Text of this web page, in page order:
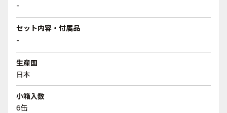
-
セット内容・付属品
-
生産国
日本
小箱入数
6缶